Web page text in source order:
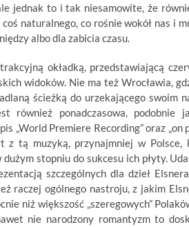
jednak to i tak niesamowite, że
naturalnego, co rośnie wokół nas i
albo dla zabicia czasu.
okładką, przedstawiającą
widoków. Nie ma też Wrocławia,
ścieżką do urzekającego swoim
również ponadczasowa, podobnie
„World Premiere Recording” oraz „on
z tą muzyką, przynajmniej w
stopniu do sukcesu ich płyty.
szczególnych dla dzieł
raczej ogólnego nastroju, z jakim
niż większość „szeregowych”
nie narodzony romantyzm to